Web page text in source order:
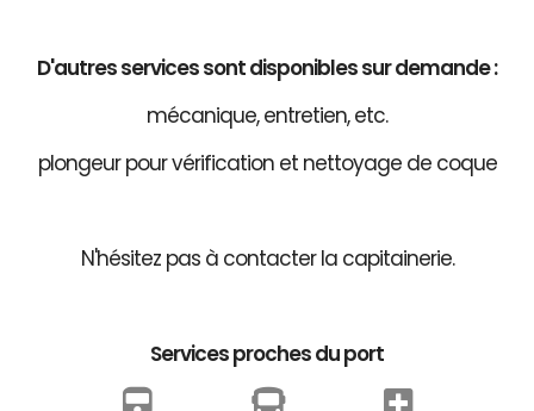
D'autres services sont disponibles sur demande :
mécanique, entretien, etc.
plongeur pour vérification et nettoyage de coque
N'hésitez pas à contacter la capitainerie.
Services proches du port